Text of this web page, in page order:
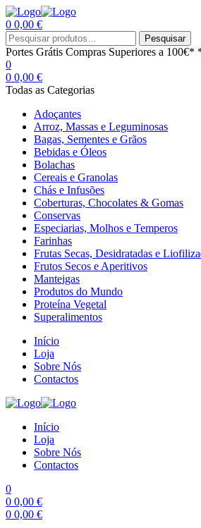
0 0,00 €
Menu
Procurar
por:
Pesquisar
Portes Grátis Compras Superiores a 100€*
0
0 0,00 €
Todas as Categorias
Adoçantes
Arroz, Massas e Leguminosas
Bagas, Sementes e Grãos
Bebidas e Óleos
Bolachas
Cereais e Granolas
Chás e Infusões
Coberturas, Chocolates & Gomas
Conservas
Especiarias, Molhos e Temperos
Farinhas
Frutas Secas, Desidratadas e
Frutos Secos e Aperitivos
Manteigas
Produtos do Mundo
Proteína Vegetal
Superalimentos
Início
Loja
Sobre Nós
Contactos
Início
Loja
Sobre Nós
Contactos
0
0 0,00 €
0 0,00 €